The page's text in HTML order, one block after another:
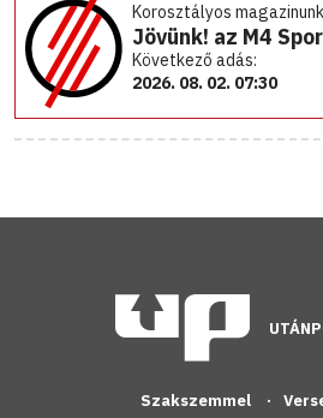
Korosztályos magazinunk
Jövünk! az M4
Következő adás:
2026. 08. 02. 07:30
Szakszemmel